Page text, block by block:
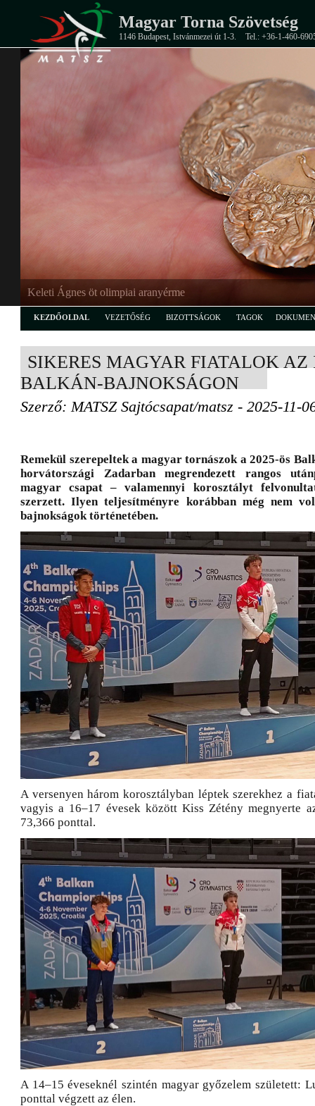
Magyar Torna Szövetség
1146 Budapest, Istvánmezei út 1-3. Tel.: +36-1-460-
EB-ezüstérmes junior férfi csapat
KEZDŐOLDAL VEZETŐSÉG BIZOTTSÁGOK TAGOK
SIKERES MAGYAR FIATALOK AZ
BALKÁN-BAJNOKSÁGON
Szerző: MATSZ Sajtócsapat/matsz - 2025-11-
Remekül szerepeltek a magyar tornászok a 2025-ös
horvátországi Zadarban megrendezett rangos
magyar csapat – valamennyi korosztályt
szerzett. Ilyen teljesítményre korábban még nem
bajnokságok történetében.
A versenyen három korosztályban léptek szerekhez a
vagyis a 16–17 évesek között Kiss Zétény megnyerte
73,366 ponttal.
A 14–15 éveseknél szintén magyar győzelem született:
ponttal végzett az élen.